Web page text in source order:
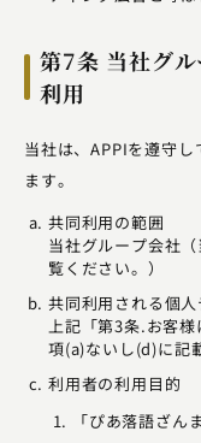
第7条 当社グ
利用
当社は、APPIを遵守
ます。
共同利用の範囲
当社グループ会社
覧ください。）
共同利用される個
上記「第3条.お客
項(a)ないし(d)に記
利用者の利用目的
「ぴあ落語ざん